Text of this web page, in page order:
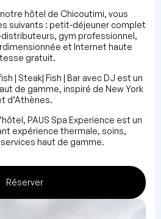
hôtel de Chicoutimi, vous
suivants : petit-déjeuner complet
gym professionnel,
et Internet haute
gratuit.
| Steak| Fish | Bar avec DJ est un
de gamme, inspiré de New York
d’Athènes.
PAUS Spa Experience est un
expérience thermale, soins,
haut de gamme.
Réserver